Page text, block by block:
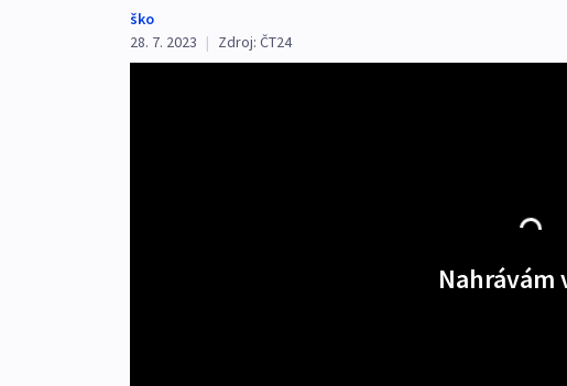
ško
28. 7. 2023 | Zdroj: ČT24
Nahrávám